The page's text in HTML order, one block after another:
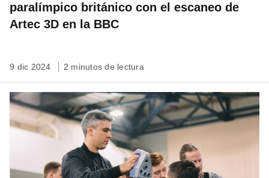
paralímpico británico con el escaneo de
Artec 3D en la BBC
9 dic 2024 2 minutos de lectura